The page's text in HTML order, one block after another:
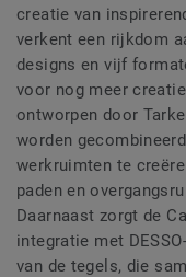
creatie van
verkent een rijkdom
designs en vijf
voor nog meer
ontworpen door
worden
werkruimten te
paden en
Daarnaast zorgt de
integratie met
van de tegels, die